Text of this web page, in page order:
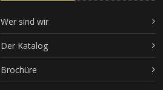
Wer sind wir
Der Katalog
Brochüre